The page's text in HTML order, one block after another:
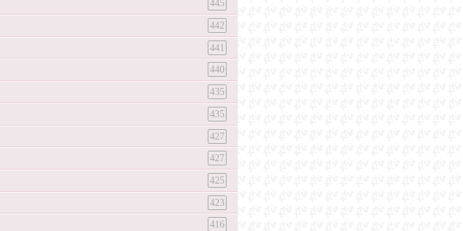
445
442
441
440
435
435
427
427
425
423
416